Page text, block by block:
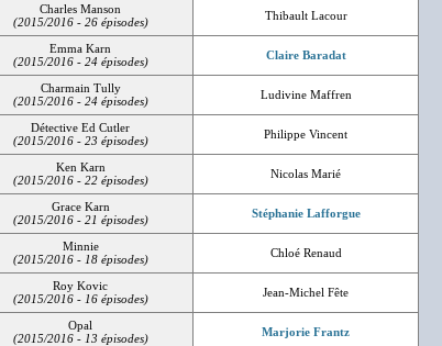
Charles Manson
(2015/2016 - 26 épisodes)
Thibault Lacour
Emma Karn
(2015/2016 - 24 épisodes)
Claire Baradat
Charmain Tully
(2015/2016 - 24 épisodes)
Ludivine Maffren
Détective Ed Cutler
(2015/2016 - 23 épisodes)
Philippe Vincent
Ken Karn
(2015/2016 - 22 épisodes)
Nicolas Marié
Grace Karn
(2015/2016 - 21 épisodes)
Stéphanie Lafforgue
Minnie
(2015/2016 - 18 épisodes)
Chloé Renaud
Roy Kovic
(2015/2016 - 16 épisodes)
Jean-Michel Fête
Opal
(2015/2016 - 13 épisodes)
Marjorie Frantz